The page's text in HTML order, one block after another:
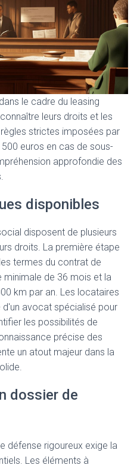
le cadre du leasing
leurs droits et les
strictes imposées par
euros en cas de sous-
approfondie des
disponibles
disposent de plusieurs
droits. La première étape
termes du contrat de
de 36 mois et la
km par an. Les locataires
avocat spécialisé pour
les possibilités de
précise des
un atout majeur dans la
dossier de
défense rigoureux exige la
Les éléments à